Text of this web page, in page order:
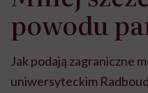
powodu
Jak podają zagraniczne
uniwersyteckim